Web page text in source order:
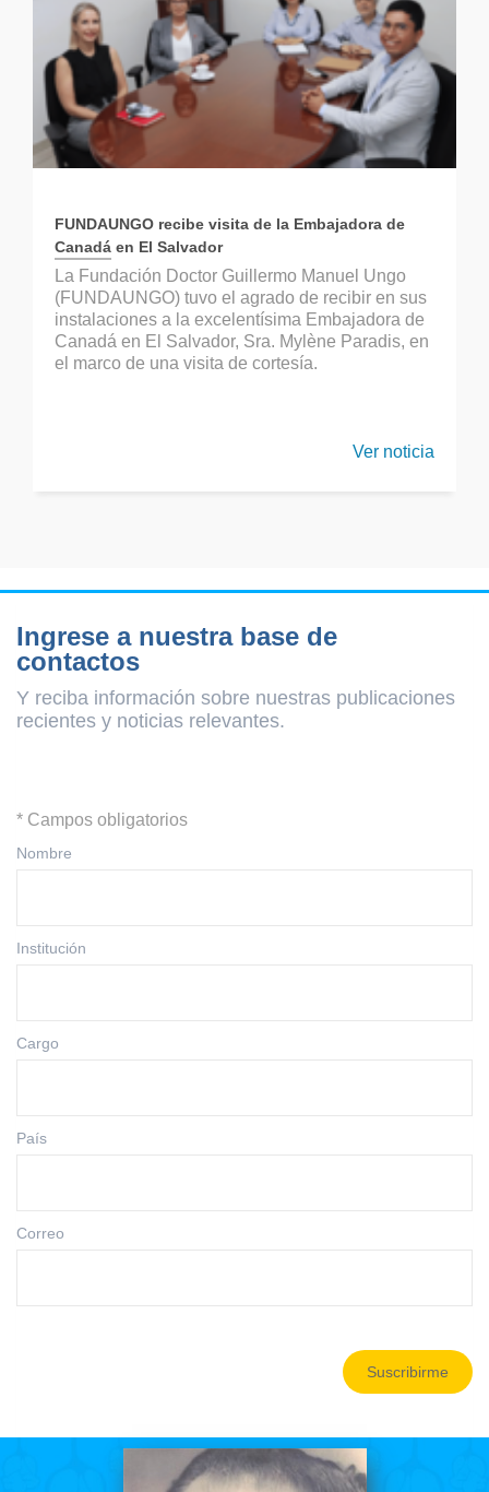
FUNDAUNGO recibe visita de la Embajadora de
Canadá en El Salvador
La Fundación Doctor Guillermo Manuel Ungo
(FUNDAUNGO) tuvo el agrado de recibir en sus
instalaciones a la excelentísima Embajadora de
Canadá en El Salvador, Sra. Mylène Paradis, en
el marco de una visita de cortesía.
Ver noticia
Ingrese a nuestra base de
contactos
Y reciba información sobre nuestras publicaciones
recientes y noticias relevantes.
* Campos obligatorios
Nombre
Institución
Cargo
País
Correo
Suscribirme